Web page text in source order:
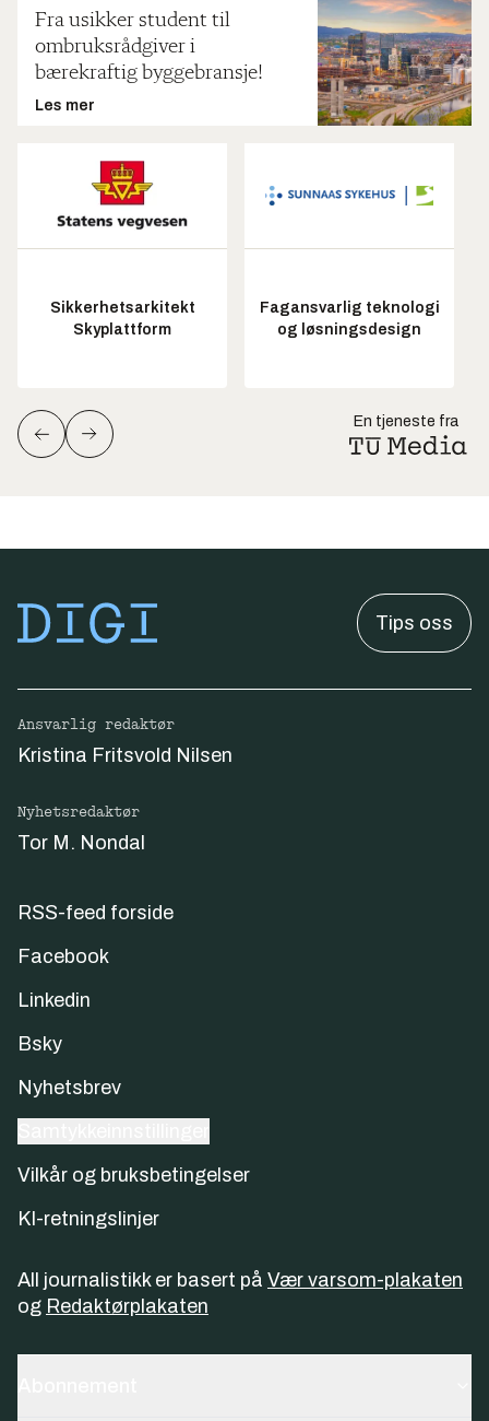
Fra usikker student til
ombruksrådgiver i
bærekraftig byggebransje!
Les mer
Sikkerhetsarkitekt
Skyplattform
Fagansvarlig teknologi
og løsningsdesign
En tjeneste fra
Tips oss
Ansvarlig redaktør
Kristina Fritsvold Nilsen
Nyhetsredaktør
Tor M. Nondal
RSS-feed forside
Facebook
Linkedin
Bsky
Nyhetsbrev
Vilkår og bruksbetingelser
KI-retningslinjer
All journalistikk er basert på Vær varsom-plakaten
og Redaktørplakaten